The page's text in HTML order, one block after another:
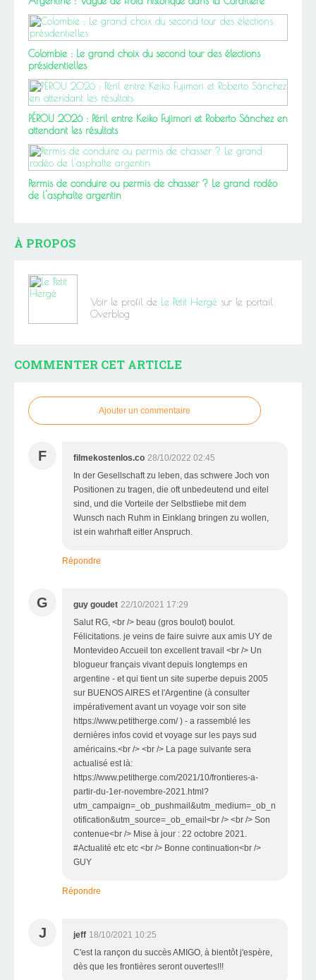
Colombie : Le grand choix du second tour des élections
présidentielles
PÉROU 2026 : Péril entre Keiko Fujimori et Roberto Sánchez en
attendant les résultats
Permis de conduire ou permis de chasser ? Le grand rodéo
de l'asphalte argentin
À PROPOS
Voir le profil de Le Petit Hergé sur le portail
Overblog
COMMENTER CET ARTICLE
Ajouter un commentaire
F filmekostenlos.co 28/10/2022 02:45
In der Gesellschaft zu leben, das schwere Joch von
Positionen zu tragen, die oft unbedeutend und eitel
sind, und die Vorteile der Selbstliebe mit dem
Wunsch nach Ruhm in Einklang bringen zu wollen,
ist ein wahrhaft eitler Anspruch.
Répondre
G guy goudet 22/10/2021 17:29
Salut RG, <br /> beau (gros boulot) boulot.
Félicitations. je veins de faire suivre aux amis UY de
Montevideo Accueil ton excellent travail <br /> Un
blogueur français vivant depuis longtemps en
argentine - et qui tient un site superbe depuis 2005
sur BUENOS AIRES et l'Argentine (à consulter
impérativement avant un voyage voir son site
https://www.petitherge.com/ ) - a rassemblé les
dernières infos covid et voyage sur les pays sud
américains.<br /> <br /> La page suivante sera
actualisé est là:
https://www.petitherge.com/2021/10/frontieres-a-
partir-du-1er-novembre-2021.html?
utm_campaign=_ob_pushmail&utm_medium=_ob_n
otification&utm_source=_ob_email<br /> <br /> Son
contenue<br /> Mise à jour : 22 octobre 2021.
#Actualité etc etc <br /> Bonne continuation<br />
GUY
Répondre
J jeff 18/10/2021 10:25
C'est la rançon du succès AMIGO, à bientôt j'espère,
dès que les frontières seront ouvertes!!!